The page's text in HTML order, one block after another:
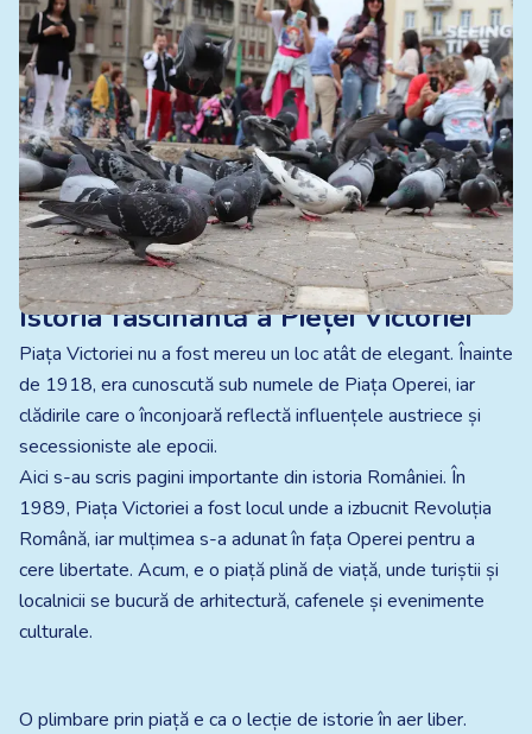
Istoria fascinantă a Pieței Victoriei
Piața Victoriei nu a fost mereu un loc atât de elegant. Înainte
de 1918, era cunoscută sub numele de Piața Operei, iar
clădirile care o înconjoară reflectă influențele austriece și
secessioniste ale epocii.
Aici s-au scris pagini importante din istoria României. În
1989, Piața Victoriei a fost locul unde a izbucnit Revoluția
Română, iar mulțimea s-a adunat în fața Operei pentru a
cere libertate. Acum, e o piață plină de viață, unde turiștii și
localnicii se bucură de arhitectură, cafenele și evenimente
culturale.
O plimbare prin piață e ca o lecție de istorie în aer liber.